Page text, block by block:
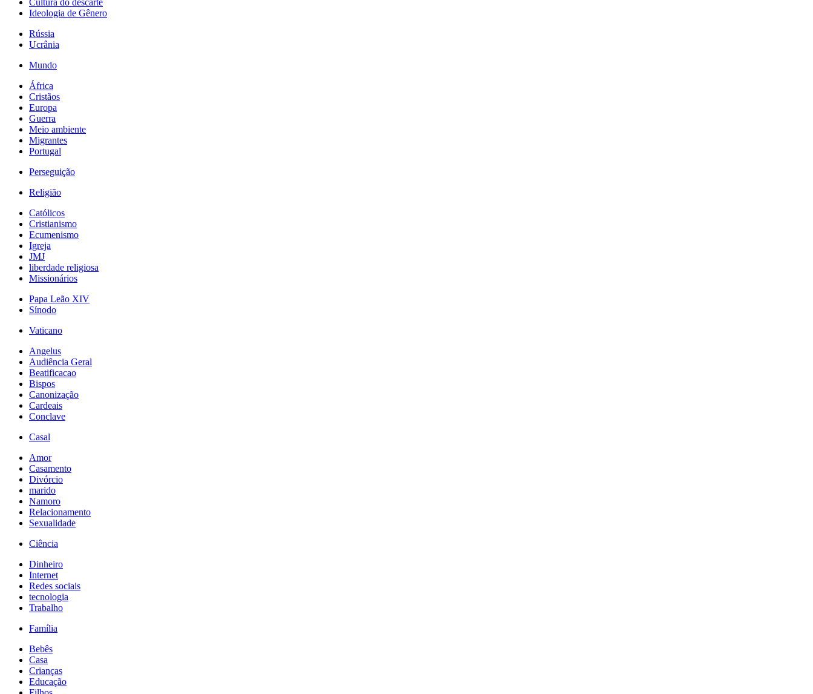
Cultura do descarte
Ideologia de Gênero
Rússia
Ucrânia
Mundo
África
Cristãos
Europa
Guerra
Meio ambiente
Migrantes
Portugal
Perseguição
Religião
Católicos
Cristianismo
Ecumenismo
Igreja
JMJ
liberdade religiosa
Missionários
Papa Leão XIV
Sínodo
Vaticano
Angelus
Audiência Geral
Beatificacao
Bispos
Canonização
Cardeais
Conclave
Casal
Amor
Casamento
Divórcio
marido
Namoro
Relacionamento
Sexualidade
Ciência
Dinheiro
Internet
Redes sociais
tecnologia
Trabalho
Família
Bebês
Casa
Crianças
Educação